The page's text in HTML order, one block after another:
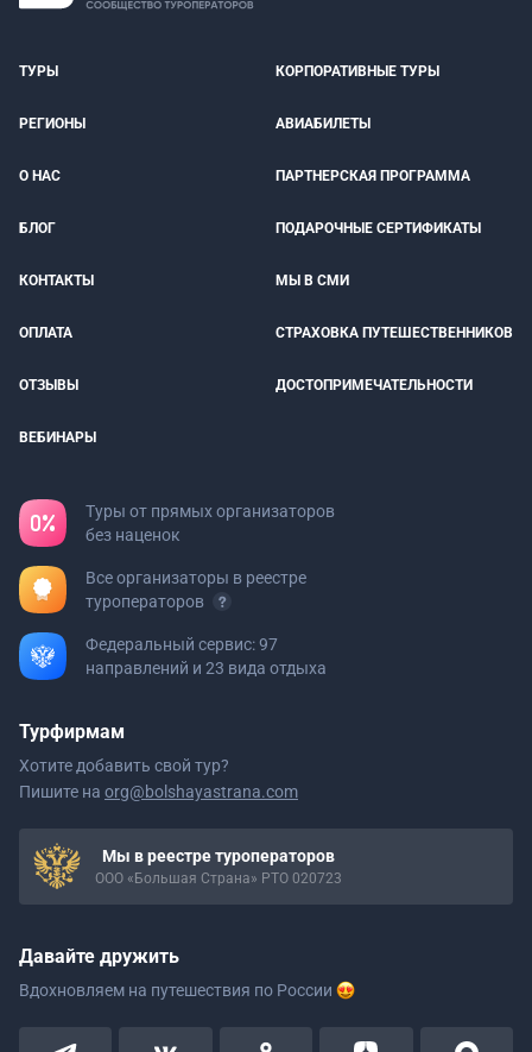
ТУРЫ КОРПОРАТИВНЫЕ ТУРЫ
РЕГИОНЫ АВИАБИЛЕТЫ
О НАС ПАРТНЕРСКАЯ ПРОГРАММА
БЛОГ ПОДАРОЧНЫЕ СЕРТИФИКАТЫ
КОНТАКТЫ МЫ В СМИ
ОПЛАТА СТРАХОВКА ПУТЕШЕСТВЕННИКОВ
ОТЗЫВЫ ДОСТОПРИМЕЧАТЕЛЬНОСТИ
ВЕБИНАРЫ
Туры от прямых организаторов
без наценок
Все организаторы в реестре
туроператоров
Федеральный сервис: 97
направлений и 23 вида отдыха
Турфирмам
Хотите добавить свой тур?
Пишите на org@bolshayastrana.com
Мы в реестре туроператоров
ООО «Большая Страна» РТО 020723
Давайте дружить
Вдохновляем на путешествия по России